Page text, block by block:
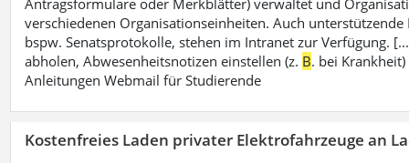
Antragsformulare oder Merkblätter) verwaltet und
verschiedenen Organisationseinheiten. Auch
bspw. Senatsprotokolle, stehen im Intranet zur Verfügung.
abholen, Abwesenheitsnotizen einstellen (z. B. bei
Anleitungen Webmail für Studierende
Kostenfreies Laden privater Elektrofahrzeuge an